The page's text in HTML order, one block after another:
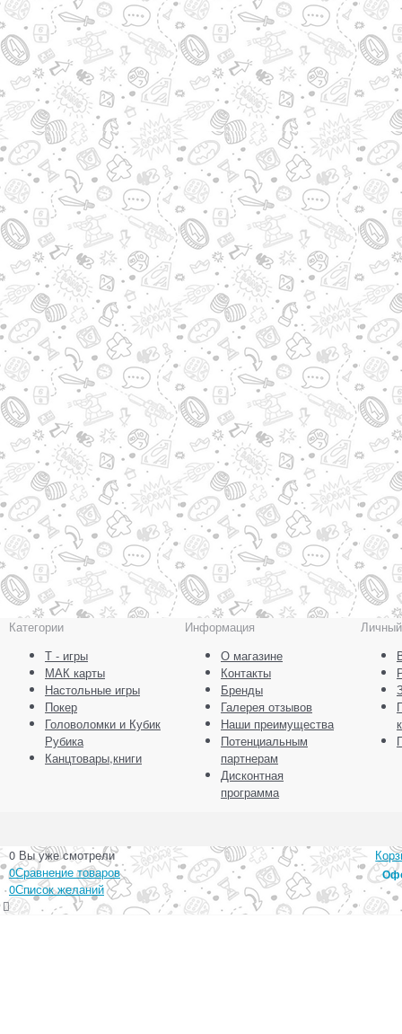
Категории
Т - игры
МАК карты
Настольные игры
Покер
Головоломки и Кубик
Рубика
Канцтовары,книги
Информация
О магазине
Контакты
Бренды
Галерея отзывов
Наши преимущества
Потенциальным
партнерам
Дисконтная
программа
0 Вы уже смотрели
0Сравнение товаров
0Список желаний